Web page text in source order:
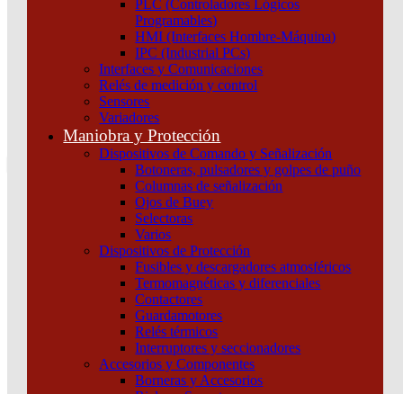
PLC (Controladores Lógicos
Programables)
HMI (Interfaces Hombre-Máquina)
IPC (Industrial PCs)
Interfaces y Comunicaciones
Relés de medición y control
Sensores
Variadores
Maniobra y Protección
Dispositivos de Comando y Señalización
Botoneras, pulsadores y golpes de puño
Columnas de señalización
Ojos de Buey
Selectoras
Varios
Dispositivos de Protección
Fusibles y descargadores atmosféricos
Termomagnéticas y diferenciales
Contactores
Guardamotores
Relés térmicos
Interruptores y seccionadores
Accesorios y Componentes
Borneras y Accesorios
Atención por WhatsApp
Tu pedido
¿Que estas buscando hoy?
Atención telefónica
Atención por WhatsApp